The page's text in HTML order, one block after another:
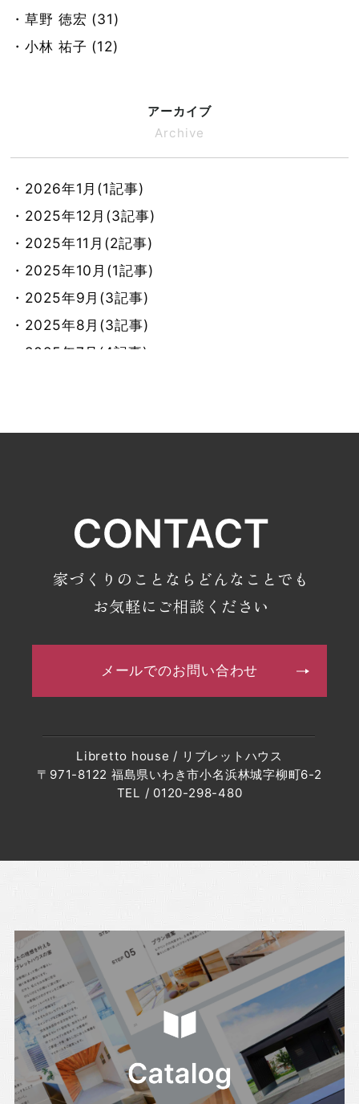
・草野 徳宏 (31)
・小林 祐子 (12)
アーカイブ
Archive
・2026年1月(1記事)
・2025年12月(3記事)
・2025年11月(2記事)
・2025年10月(1記事)
・2025年9月(3記事)
・2025年8月(3記事)
・2025年7月(4記事)
・2025年4月(2記事)
・2024年12月(8記事)
・2024年11月(10記事)
・2024年10月(8記事)
・2024年9月(6記事)
・2024年4月(2記事)
・2024年2月(1記事)
・2024年1月(2記事)
・2023年12月(3記事)
・2023年4月(6記事)
・2023年1月(1記事)
・2022年12月(4記事)
・2022年10月(4記事)
・2022年9月(2記事)
・2022年8月(3記事)
家づくりのことならどんなことでも
お気軽にご相談ください
Libretto house / リブレットハウス
〒971-8122 福島県いわき市小名浜林城字柳町6-2
TEL / 0120-298-480
メールでのお問い合わせ